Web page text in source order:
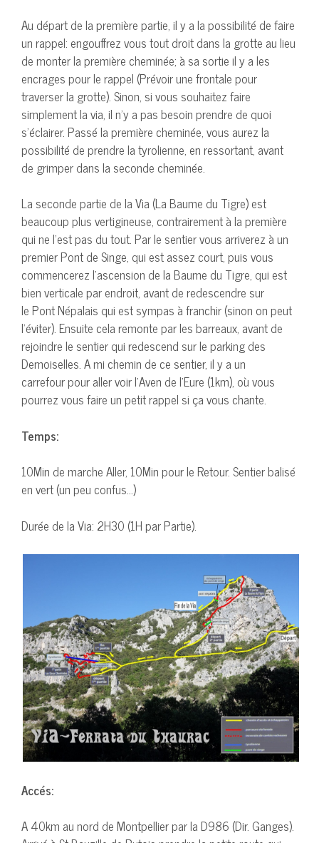
Au départ de la première partie, il y a la possibilité de faire
un rappel: engouffrez vous tout droit dans la grotte au lieu
de monter la première cheminée; à sa sortie il y a les
encrages pour le rappel (Prévoir une frontale pour
traverser la grotte). Sinon, si vous souhaitez faire
simplement la via, il n’y a pas besoin prendre de quoi
s’éclairer. Passé la première cheminée, vous aurez la
possibilité de prendre la tyrolienne, en ressortant, avant
de grimper dans la seconde cheminée.
La seconde partie de la Via (La Baume du Tigre) est
beaucoup plus vertigineuse, contrairement à la première
qui ne l’est pas du tout. Par le sentier vous arriverez à un
premier Pont de Singe, qui est assez court, puis vous
commencerez l’ascension de la Baume du Tigre, qui est
bien verticale par endroit, avant de redescendre sur
le Pont Népalais qui est sympas à franchir (sinon on peut
l’éviter). Ensuite cela remonte par les barreaux, avant de
rejoindre le sentier qui redescend sur le parking des
Demoiselles. A mi chemin de ce sentier, il y a un
carrefour pour aller voir l’Aven de l’Eure (1km), où vous
pourrez vous faire un petit rappel si ça vous chante.
Temps:
10Min de marche Aller, 10Min pour le Retour. Sentier balisé
en vert (un peu confus…)
Durée de la Via: 2H30 (1H par Partie).
Accés:
A 40km au nord de Montpellier par la D986 (Dir. Ganges).